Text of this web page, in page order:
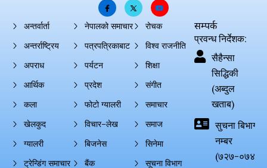
अन्तर्वार्ता
अन्तर्राष्ट्रिय
अपराध
आर्थिक
कला
खेलकुद
ग्यालरी
ट्रेन्डिंग समाचार
नेपालको समाचार
पत्रपत्रिकाबाट
पर्यटन
प्रदेश
फोटो ग्यालरी
विचार–लेख
बिजनेस
बैंक
रोचक
विश्व राजनीति
शिक्षा
संगीत
समाचार
समाज
सिनेमा
सूचना विभाग
सम्पर्क
प्रवन्ध निर्देशक:
सैहैन्सा
सिद्धिकी
(अब्दुल
खताब)
सुचना बिभाग
नम्बर
(७२७-०७४-